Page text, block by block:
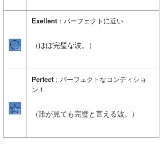
Exellent ：パーフェクトに近い
（ほぼ完璧な波。）
Perfect ：パーフェクトなコンディショ
ン！
（誰が見ても完璧と言える波。）